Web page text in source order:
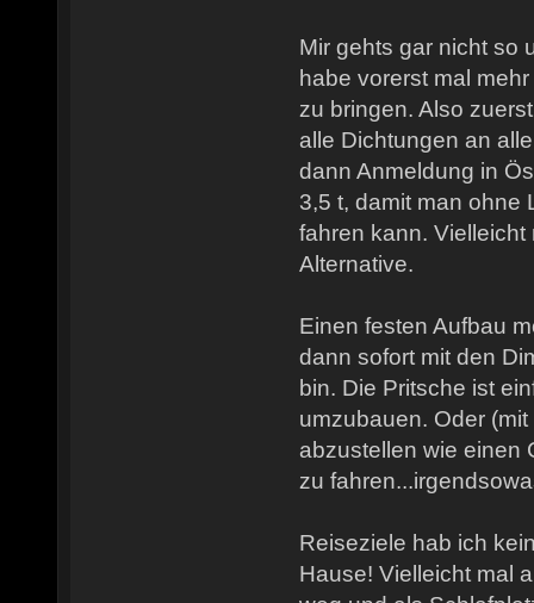
Mir gehts gar nicht so
habe vorerst mal
zu bringen. Also
alle Dichtungen an
dann Anmeldung in
3,5 t, damit man ohne
fahren kann.
Alternative.
Einen festen Aufbau
dann sofort mit den
bin. Die Pritsche ist
umzubauen. Oder
abzustellen wie einen
zu
Reiseziele hab ich
Hause! Vielleicht mal